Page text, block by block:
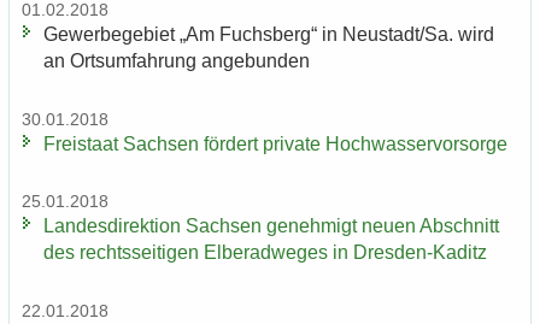
01.02.2018
Ge­wer­be­ge­biet „Am Fuchs­berg“ in Neu­stadt/Sa. wird
an Orts­um­fah­rung an­ge­bun­den
30.01.2018
Frei­staat Sach­sen för­dert pri­va­te Hoch­was­ser­vor­sor­ge
25.01.2018
Lan­des­di­rek­ti­on Sach­sen ge­neh­migt neuen Ab­schnitt
des rechts­sei­ti­gen El­be­rad­we­ges in Dresden-​Kaditz
22.01.2018